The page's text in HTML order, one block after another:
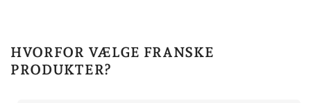
HVORFOR VÆLGE FRANSKE
PRODUKTER?